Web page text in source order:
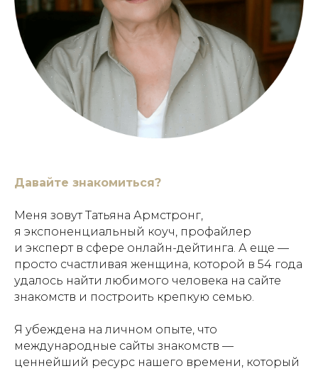
Давайте знакомиться?
Меня зовут Татьяна Армстронг,
я экспоненциальный коуч, профайлер
и эксперт в сфере онлайн-дейтинга. А еще —
просто счастливая женщина, которой в 54 года
удалось найти любимого человека на сайте
знакомств и построить крепкую семью.
Я убеждена на личном опыте, что
международные сайты знакомств —
ценнейший ресурс нашего времени, который